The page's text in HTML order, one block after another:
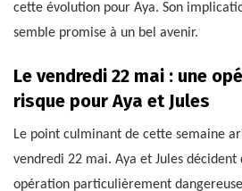
cette évolution pour Aya. Son
semble promise à un bel avenir.
Le vendredi 22 mai : une
risque pour Aya et Jules
Le point culminant de cette semaine
vendredi 22 mai. Aya et Jules décident
opération particulièrement